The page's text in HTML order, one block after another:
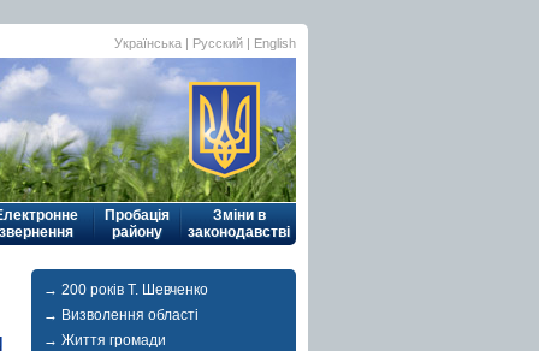
Українська | Русский | English
звернення
Пробація
району
Зміни в
законодавстві
→ 200 років Т. Шевченко
→ Визволення області
→ Життя громади